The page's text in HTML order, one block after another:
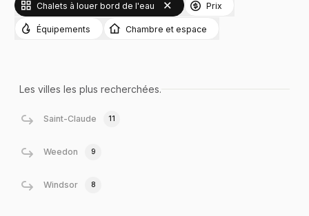
Chalets à louer bord de l'eau Prix
Équipements Chambre et espace
Les villes les plus recherchées.
Saint-Claude 11
Weedon 9
Windsor 8